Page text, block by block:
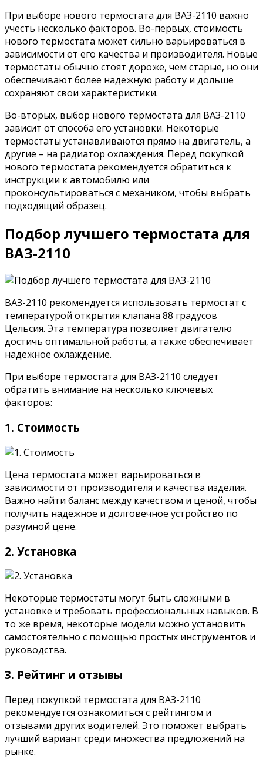
При выборе нового термостата для ВАЗ-2110 важно
учесть несколько факторов. Во-первых, стоимость
нового термостата может сильно варьироваться в
зависимости от его качества и производителя. Новые
термостаты обычно стоят дороже, чем старые, но они
обеспечивают более надежную работу и дольше
сохраняют свои характеристики.
Во-вторых, выбор нового термостата для ВАЗ-2110
зависит от способа его установки. Некоторые
термостаты устанавливаются прямо на двигатель, а
другие – на радиатор охлаждения. Перед покупкой
нового термостата рекомендуется обратиться к
инструкции к автомобилю или
проконсультироваться с механиком, чтобы выбрать
подходящий образец.
Подбор лучшего термостата для
ВАЗ-2110
ВАЗ-2110 рекомендуется использовать термостат с
температурой открытия клапана 88 градусов
Цельсия. Эта температура позволяет двигателю
достичь оптимальной работы, а также обеспечивает
надежное охлаждение.
При выборе термостата для ВАЗ-2110 следует
обратить внимание на несколько ключевых
факторов:
1. Стоимость
Цена термостата может варьироваться в
зависимости от производителя и качества изделия.
Важно найти баланс между качеством и ценой, чтобы
получить надежное и долговечное устройство по
разумной цене.
2. Установка
Некоторые термостаты могут быть сложными в
установке и требовать профессиональных навыков. В
то же время, некоторые модели можно установить
самостоятельно с помощью простых инструментов и
руководства.
3. Рейтинг и отзывы
Перед покупкой термостата для ВАЗ-2110
рекомендуется ознакомиться с рейтингом и
отзывами других водителей. Это поможет выбрать
лучший вариант среди множества предложений на
рынке.